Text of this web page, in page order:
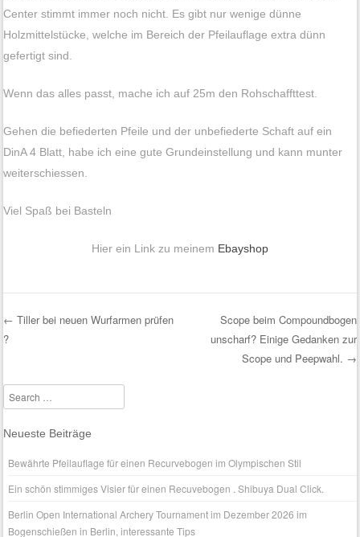
Center stimmt immer noch nicht. Es gibt nur wenige dünne
Holzmittelstücke, welche im Bereich der Pfeilauflage extra dünn
gefertigt sind.
Wenn das alles passt, mache ich auf 25m den Rohschaffttest.
Gehen die befiederten Pfeile und der unbefiederte Schaft auf ein
DinA 4 Blatt, habe ich eine gute Grundeinstellung und kann munter
weiterschiessen.
Viel Spaß bei Basteln
Hier ein Link zu meinem Ebayshop
Post navigation
← Tiller bei neuen Wurfarmen prüfen
?
Scope beim Compoundbogen
unscharf? Einige Gedanken zur
Scope und Peepwahl. →
Search
Neueste Beiträge
Bewährte Pfeilauflage für einen Recurvebogen im Olympischen Stil
Ein schön stimmiges Visier für einen Recuvebogen . Shibuya Dual Click.
Berlin Open International Archery Tournament im Dezember 2026 im
Bogenschießen in Berlin, interessante Tips